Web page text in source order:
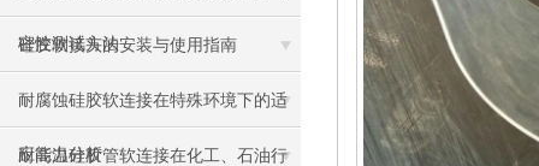
密性测试方法
硅胶软接头的安装与使用指南
耐腐蚀硅胶软连接在特殊环境下的适
应能力分析
耐高温硅胶管软连接在化工、石油行